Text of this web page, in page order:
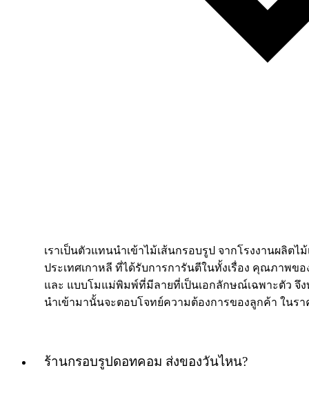
เราเป็นตัวแทนนำเข้าไม้เส้นกรอบรูป จากโรงงานผลิตไ
ประเทศเกาหลี ที่ได้รับการการันตีในทั้งเรื่อง คุณภาพข
และ แบบโมแม่พิมพ์ที่มีลายที่เป็นเอกลักษณ์เฉพาะตัว จึง
นำเข้ามานั้นจะตอบโจทย์ความต้องการของลูกค้า ในรา
ร้านกรอบรูปดอทคอม ส่งของวันไหน?